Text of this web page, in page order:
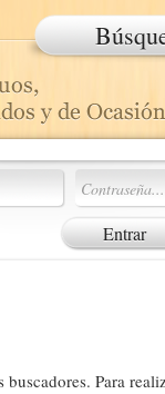
Para